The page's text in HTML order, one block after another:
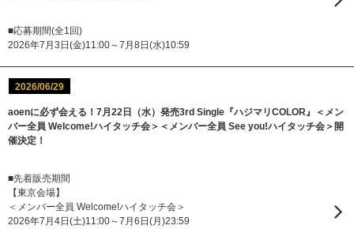
■応募期間(全1回)
2026年7月3日(金)11:00～7月8日(水)10:59
2026/06/29
aoenに必ず会える！7月22日（水）発売3rd Single『ハジマリCOLOR』＜メン
バー全員 Welcome!ハイタッチ会＞＜メンバー全員 See you!ハイタッチ会＞開
催決定！
■先着販売期間
【東京会場】
＜メンバー全員 Welcome!ハイタッチ会＞
2026年7月4日(土)11:00～7月6日(月)23:59